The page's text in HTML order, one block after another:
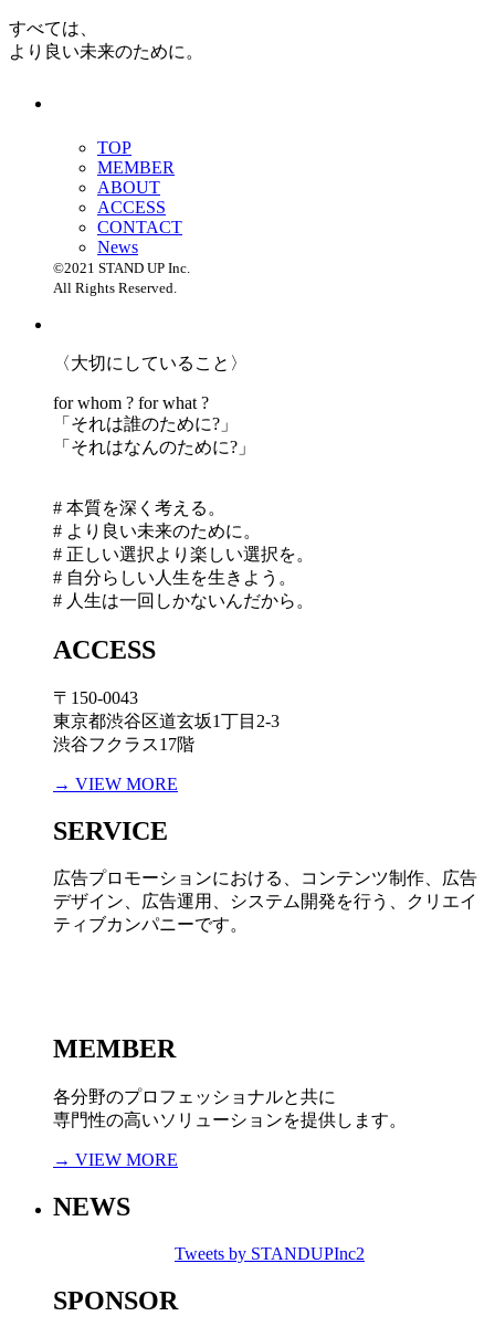
すべては、
より良い未来のために。
TOP
MEMBER
ABOUT
ACCESS
CONTACT
News
©2021 STAND UP Inc.
All Rights Reserved.
〈大切にしていること〉
for whom ? for what ?
「 それは誰のために?」
「 それはなんのために?」
# 本質を深く考える。
# より良い未来のために。
# 正しい選択より楽しい選択を。
# 自分らしい人生を生きよう。
# 人生は一回しかないんだから。
ACCESS
〒150-0043
東京都渋谷区道玄坂1丁目2-3
渋谷フクラス17階
→ VIEW MORE
SERVICE
広告プロモーションにおける、コンテンツ制作、広告
デザイン、広告運用、システム開発を行う、
クリエイ
ティブカンパニーです。
MEMBER
各分野のプロフェッショナルと共に
専門性の高いソリューションを提供します。
→ VIEW MORE
NEWS
Tweets by STANDUPInc2
SPONSOR